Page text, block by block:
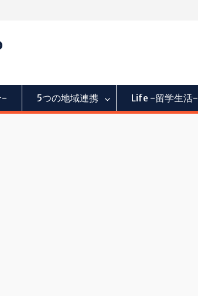
- 5つの地域連携 Life -留学生活-